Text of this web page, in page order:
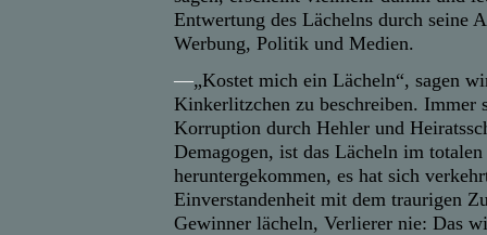
Entwertung des Lächelns durch seine
Werbung, Politik und Medien.
—„Kostet mich ein Lächeln“, sagen
Kinkerlitzchen zu beschreiben. Immer
Korruption durch Hehler und
Demagogen, ist das Lächeln im
heruntergekommen, es hat sich
Einverstandenheit mit dem traurigen
Gewinner lächeln, Verlierer nie: Das